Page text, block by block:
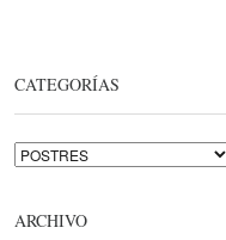
CATEGORÍAS
Categorías
ARCHIVO